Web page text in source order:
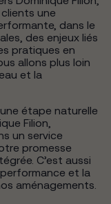
une
dans le
des enjeux liés
pratiques en
allons plus loin
et la
étape naturelle
Filion,
un service
promesse
C’est aussi
et la
aménagements.